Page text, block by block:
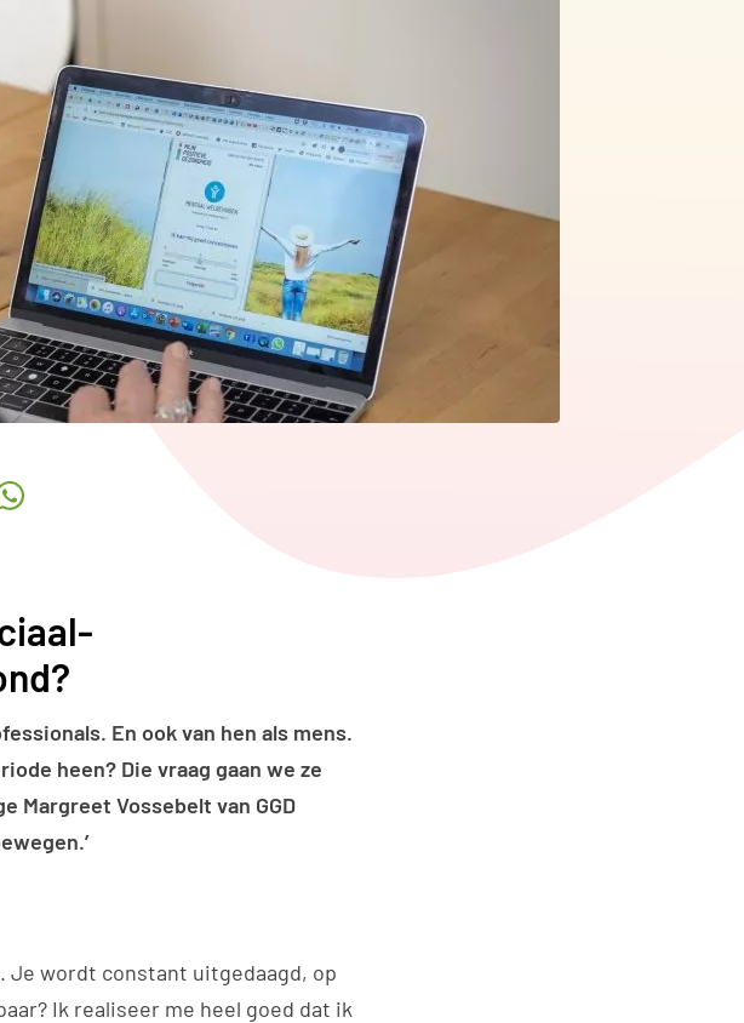
via Twittervia Facebook
dit artikel via LinkedIn
En ook van hen als mens.
heen? Die vraag gaan we ze
Margreet Vossebelt van GGD
Je wordt constant uitgedaagd, op
Ik realiseer me heel goed dat ik